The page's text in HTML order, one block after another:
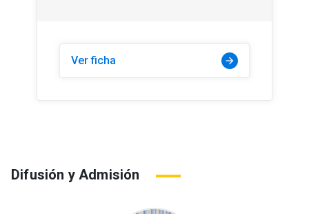
Ver ficha arrow_forward
Difusión y Admisión